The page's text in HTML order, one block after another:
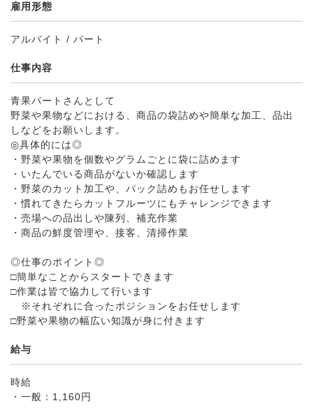
雇用形態
アルバイト / パート
仕事内容
青果パートさんとして
野菜や果物などにおける、商品の袋詰めや簡単な加工、品出
しなどをお願いします。
◎具体的には◎
・野菜や果物を個数やグラムごとに袋に詰めます
・いたんでいる商品がないか確認します
・野菜のカット加工や、パック詰めもお任せします
・慣れてきたらカットフルーツにもチャレンジできます
・売場への品出しや陳列、補充作業
・商品の鮮度管理や、接客、清掃作業
◎仕事のポイント◎
□簡単なことからスタートできます
□作業は皆で協力して行います
※それぞれに合ったポジションをお任せします
□野菜や果物の幅広い知識が身に付きます
給与
時給
・一般：1,160円